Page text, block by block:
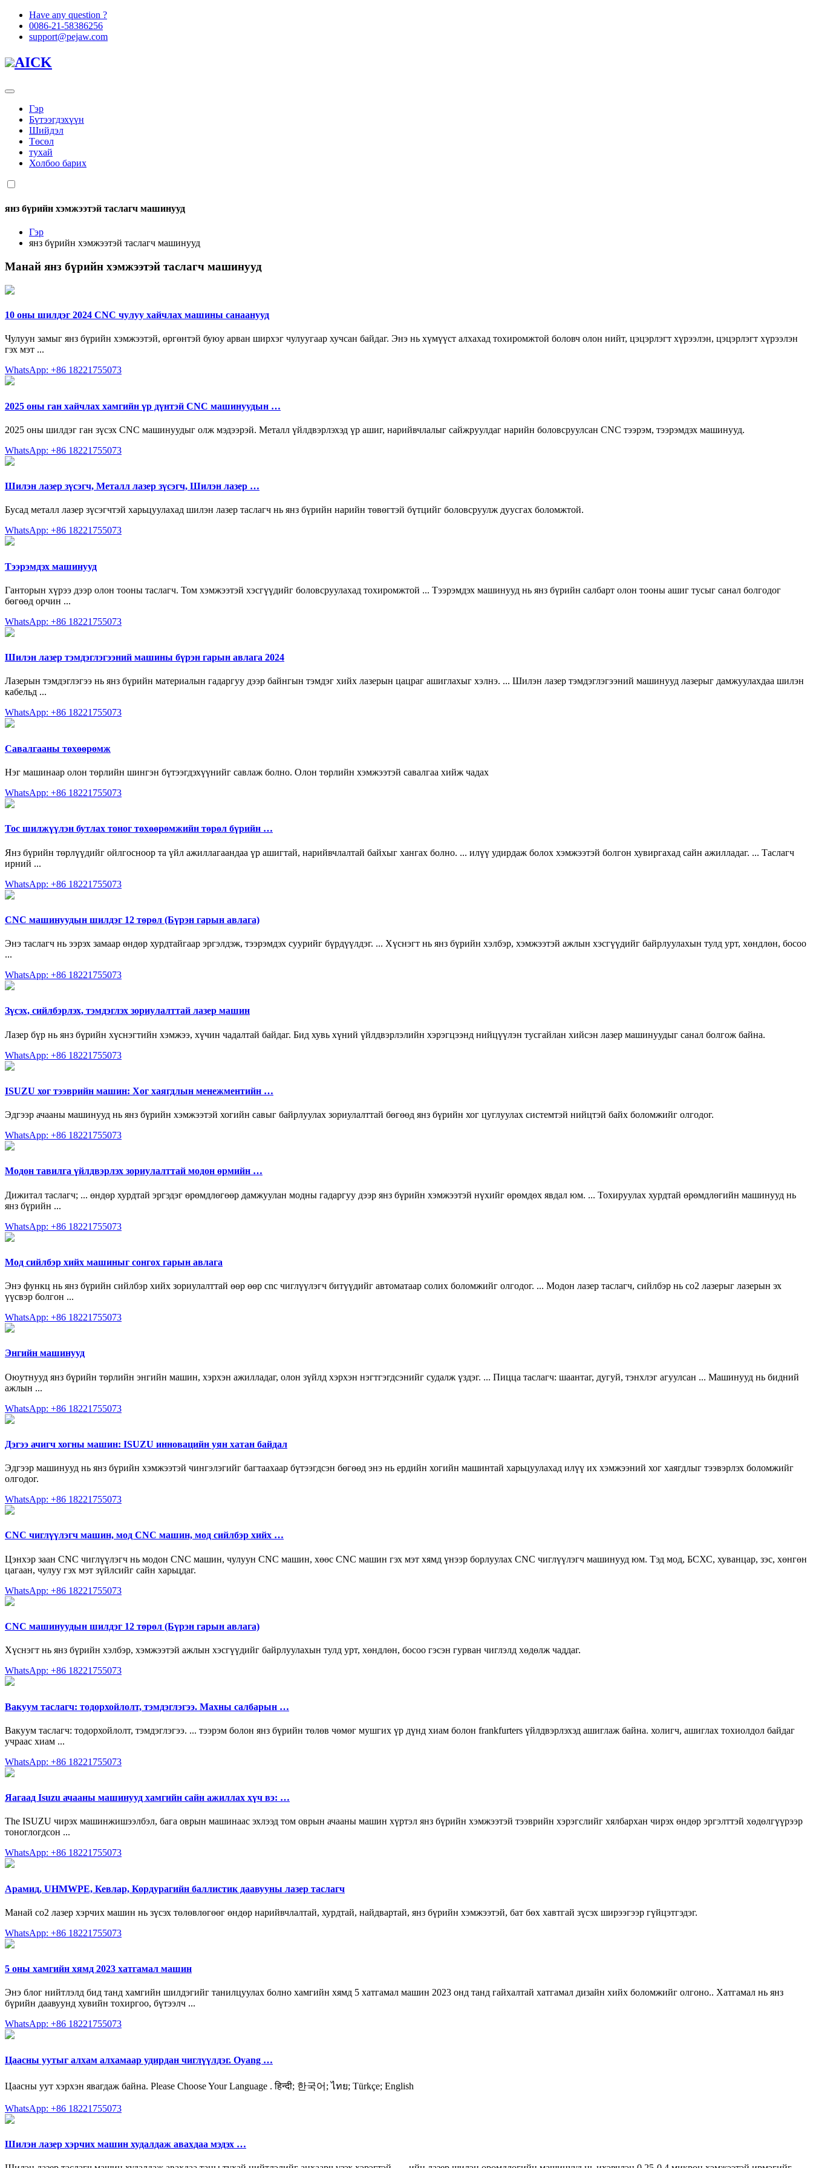
Have any question ?
0086-21-58386256
support@pejaw.com
AICK
Гэр
Бүтээгдэхүүн
Шийдэл
Төсөл
тухай
Холбоо барих
янз бүрийн хэмжээтэй таслагч машинууд
Гэр
янз бүрийн хэмжээтэй таслагч машинууд
Манай янз бүрийн хэмжээтэй таслагч машинууд
10 оны шилдэг 2024 CNC чулуу хайчлах машины санаанууд
Чулуун замыг янз бүрийн хэмжээтэй, өргөнтэй буюу арван ширхэг чулуугаар хучсан байдаг. Энэ нь хүмүүст алхахад тохиромжтой боловч олон нийт, цэцэрлэгт хүрээлэн, цэцэрлэгт хүрээлэн
гэх мэт ...
WhatsApp: +86 18221755073
2025 оны ган хайчлах хамгийн үр дүнтэй CNC машинуудын …
2025 оны шилдэг ган зүсэх CNC машинуудыг олж мэдээрэй. Металл үйлдвэрлэхэд үр ашиг, нарийвчлалыг сайжруулдаг нарийн боловсруулсан CNC тээрэм, тээрэмдэх машинууд.
WhatsApp: +86 18221755073
Шилэн лазер зүсэгч, Металл лазер зүсэгч, Шилэн лазер …
Бусад металл лазер зүсэгчтэй харьцуулахад шилэн лазер таслагч нь янз бүрийн нарийн төвөгтэй бүтцийг боловсруулж дуусгах боломжтой.
WhatsApp: +86 18221755073
Тээрэмдэх машинууд
Ганторын хүрээ дээр олон тооны таслагч. Том хэмжээтэй хэсгүүдийг боловсруулахад тохиромжтой ... Тээрэмдэх машинууд нь янз бүрийн салбарт олон тооны ашиг тусыг санал болгодог
бөгөөд орчин ...
WhatsApp: +86 18221755073
Шилэн лазер тэмдэглэгээний машины бүрэн гарын авлага 2024
Лазерын тэмдэглэгээ нь янз бүрийн материалын гадаргуу дээр байнгын тэмдэг хийх лазерын цацраг ашиглахыг хэлнэ. ... Шилэн лазер тэмдэглэгээний машинууд лазерыг дамжуулахдаа шилэн
кабельд ...
WhatsApp: +86 18221755073
Савалгааны төхөөрөмж
Нэг машинаар олон төрлийн шингэн бүтээгдэхүүнийг савлаж болно. Олон төрлийн хэмжээтэй савалгаа хийж чадах
WhatsApp: +86 18221755073
Тос шилжүүлэн бутлах тоног төхөөрөмжийн төрөл бүрийн …
Янз бүрийн төрлүүдийг ойлгосноор та үйл ажиллагаандаа үр ашигтай, нарийвчлалтай байхыг хангах болно. ... илүү удирдаж болох хэмжээтэй болгон хувиргахад сайн ажилладаг. ... Таслагч
ирний ...
WhatsApp: +86 18221755073
CNC машинуудын шилдэг 12 төрөл (Бүрэн гарын авлага)
Энэ таслагч нь ээрэх замаар өндөр хурдтайгаар эргэлдэж, тээрэмдэх суурийг бүрдүүлдэг. ... Хүснэгт нь янз бүрийн хэлбэр, хэмжээтэй ажлын хэсгүүдийг байрлуулахын тулд урт, хөндлөн, босоо
...
WhatsApp: +86 18221755073
Зүсэх, сийлбэрлэх, тэмдэглэх зориулалттай лазер машин
Лазер бүр нь янз бүрийн хүснэгтийн хэмжээ, хүчин чадалтай байдаг. Бид хувь хүний үйлдвэрлэлийн хэрэгцээнд нийцүүлэн тусгайлан хийсэн лазер машинуудыг санал болгож байна.
WhatsApp: +86 18221755073
ISUZU хог тээврийн машин: Хог хаягдлын менежментийн …
Эдгээр ачааны машинууд нь янз бүрийн хэмжээтэй хогийн савыг байрлуулах зориулалттай бөгөөд янз бүрийн хог цуглуулах системтэй нийцтэй байх боломжийг олгодог.
WhatsApp: +86 18221755073
Модон тавилга үйлдвэрлэх зориулалттай модон өрмийн …
Дижитал таслагч; ... өндөр хурдтай эргэдэг өрөмдлөгөөр дамжуулан модны гадаргуу дээр янз бүрийн хэмжээтэй нүхийг өрөмдөх явдал юм. ... Тохируулах хурдтай өрөмдлөгийн машинууд нь
янз бүрийн ...
WhatsApp: +86 18221755073
Мод сийлбэр хийх машиныг сонгох гарын авлага
Энэ функц нь янз бүрийн сийлбэр хийх зориулалттай өөр өөр cnc чиглүүлэгч битүүдийг автоматаар солих боломжийг олгодог. ... Модон лазер таслагч, сийлбэр нь co2 лазерыг лазерын эх
үүсвэр болгон ...
WhatsApp: +86 18221755073
Энгийн машинууд
Оюутнууд янз бүрийн төрлийн энгийн машин, хэрхэн ажилладаг, олон зүйлд хэрхэн нэгтгэгдсэнийг судалж үздэг. ... Пицца таслагч: шаантаг, дугуй, тэнхлэг агуулсан ... Машинууд нь бидний
ажлын ...
WhatsApp: +86 18221755073
Дэгээ ачигч хогны машин: ISUZU инновацийн уян хатан байдал
Эдгээр машинууд нь янз бүрийн хэмжээтэй чингэлэгийг багтаахаар бүтээгдсэн бөгөөд энэ нь ердийн хогийн машинтай харьцуулахад илүү их хэмжээний хог хаягдлыг тээвэрлэх боломжийг
олгодог.
WhatsApp: +86 18221755073
CNC чиглүүлэгч машин, мод CNC машин, мод сийлбэр хийх …
Цэнхэр заан CNC чиглүүлэгч нь модон CNC машин, чулуун CNC машин, хөөс CNC машин гэх мэт хямд үнээр борлуулах CNC чиглүүлэгч машинууд юм. Тэд мод, БСХС, хуванцар, зэс, хөнгөн
цагаан, чулуу гэх мэт зүйлсийг сайн харьцдаг.
WhatsApp: +86 18221755073
CNC машинуудын шилдэг 12 төрөл (Бүрэн гарын авлага)
Хүснэгт нь янз бүрийн хэлбэр, хэмжээтэй ажлын хэсгүүдийг байрлуулахын тулд урт, хөндлөн, босоо гэсэн гурван чиглэлд хөдөлж чаддаг.
WhatsApp: +86 18221755073
Вакуум таслагч: тодорхойлолт, тэмдэглэгээ. Махны салбарын …
Вакуум таслагч: тодорхойлолт, тэмдэглэгээ. ... тээрэм болон янз бүрийн төлөв чөмөг мушгих үр дүнд хиам болон frankfurters үйлдвэрлэхэд ашиглаж байна. холигч, ашиглах тохиолдол байдаг
учраас хиам ...
WhatsApp: +86 18221755073
Яагаад Isuzu ачааны машинууд хамгийн сайн ажиллах хүч вэ: …
The ISUZU чирэх машинжишээлбэл, бага оврын машинаас эхлээд том оврын ачааны машин хүртэл янз бүрийн хэмжээтэй тээврийн хэрэгслийг хялбархан чирэх өндөр эргэлттэй хөдөлгүүрээр
тоноглогдсон ...
WhatsApp: +86 18221755073
Арамид, UHMWPE, Кевлар, Кордурагийн баллистик даавууны лазер таслагч
Манай co2 лазер хэрчих машин нь зүсэх төлөвлөгөөг өндөр нарийвчлалтай, хурдтай, найдвартай, янз бүрийн хэмжээтэй, бат бөх хавтгай зүсэх ширээгээр гүйцэтгэдэг.
WhatsApp: +86 18221755073
5 оны хамгийн хямд 2023 хатгамал машин
Энэ блог нийтлэлд бид танд хамгийн шилдэгийг танилцуулах болно хамгийн хямд 5 хатгамал машин 2023 онд танд гайхалтай хатгамал дизайн хийх боломжийг олгоно.. Хатгамал нь янз
бүрийн даавуунд хувийн тохиргоо, бүтээлч ...
WhatsApp: +86 18221755073
Цаасны уутыг алхам алхамаар удирдан чиглүүлдэг. Oyang …
Цаасны уут хэрхэн явагдаж байна. Please Choose Your Language . हिन्दी; 한국어; ไทย; Türkçe; English
WhatsApp: +86 18221755073
Шилэн лазер хэрчих машин худалдаж авахдаа мэдэх …